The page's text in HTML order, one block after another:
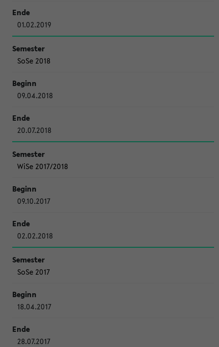
01.02.2019
SoSe 2018
09.04.2018
20.07.2018
WiSe 2017/2018
09.10.2017
02.02.2018
SoSe 2017
18.04.2017
28.07.2017